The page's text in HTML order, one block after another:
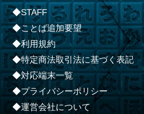
◆STAFF
◆ことば追加要望
◆利用規約
◆特定商法取引法に基づく表記
◆対応端末一覧
◆プライバシーポリシー
◆運営会社について